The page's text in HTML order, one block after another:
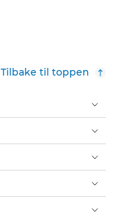
Tilbake til toppen